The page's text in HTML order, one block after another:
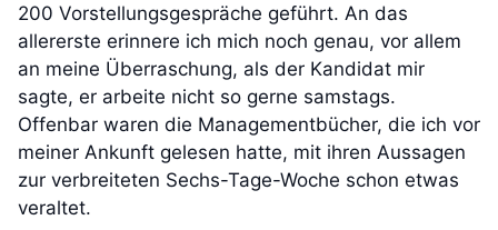
200 Vorstellungsgespräche geführt. An das
allererste erinnere ich mich noch genau, vor allem
an meine Überraschung, als der Kandidat mir
sagte, er arbeite nicht so gerne samstags.
Offenbar waren die Managementbücher, die ich vor
meiner Ankunft gelesen hatte, mit ihren Aussagen
zur verbreiteten Sechs-Tage-Woche schon etwas
veraltet.